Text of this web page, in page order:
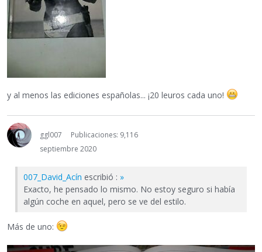
y al menos las ediciones españolas... ¡20 leuros cada uno!
ggl007
Publicaciones: 9,116
septiembre 2020
007_David_Acín escribió : »
Exacto, he pensado lo mismo. No estoy seguro si había
algún coche en aquel, pero se ve del estilo.
Más de uno: